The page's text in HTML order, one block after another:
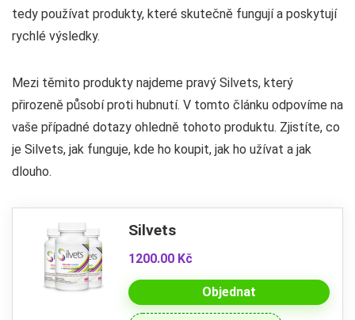
tedy používat produkty, které skutečně fungují a poskytují
rychlé výsledky.
Mezi těmito produkty najdeme pravý Silvets, který
přirozeně působí proti hubnutí. V tomto článku odpovíme na
vaše případné dotazy ohledně tohoto produktu. Zjistíte, co
je Silvets, jak funguje, kde ho koupit, jak ho užívat a jak
dlouho.
Silvets
1200.00 Kč
Objednat